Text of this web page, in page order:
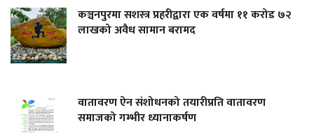
कञ्चनपुरमा सशस्त्र प्रहरीद्वारा एक वर्षमा ११ करोड ७२
लाखको अवैध सामान बरामद
वातावरण ऐन संशोधनको तयारीप्रति वातावरण
समाजको गम्भीर ध्यानाकर्षण